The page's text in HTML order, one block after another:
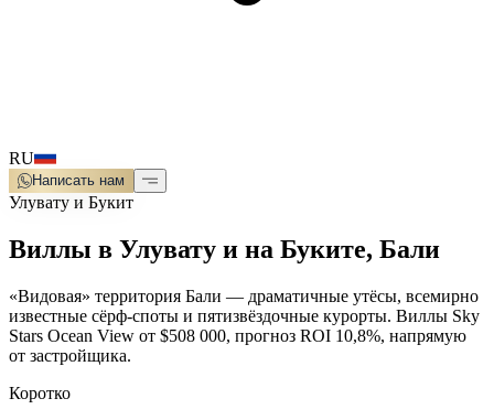
RU
Написать нам
Улувату и Букит
Виллы в Улувату и на Буките, Бали
«Видовая» территория Бали — драматичные утёсы, всемирно
известные сёрф-споты и пятизвёздочные курорты. Виллы Sky
Stars Ocean View от $508 000, прогноз ROI 10,8%, напрямую
от застройщика.
Коротко